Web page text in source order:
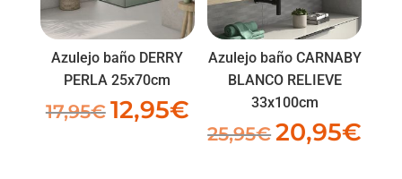
Azulejo baño DERRY
PERLA 25x70cm
17,95€ El
12,95€El
precio
Azulejo baño CARNABY
BLANCO RELIEVE
33x100cm
25,95€ El
20,95€